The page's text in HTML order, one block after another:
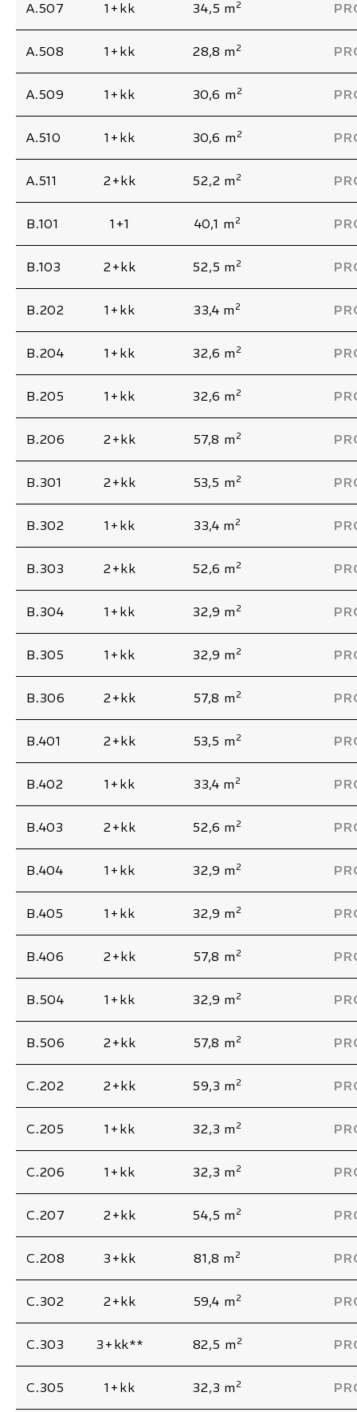
A.507 1+kk 34,5 m 2
A.508 1+kk 28,8 m 2
A.509 1+kk 30,6 m 2
A.510 1+kk 30,6 m 2
A.511 2+kk 52,2 m 2
B.101 1+1 40,1 m 2
B.103 2+kk 52,5 m 2
B.202 1+kk 33,4 m 2
B.204 1+kk 32,6 m 2
B.205 1+kk 32,6 m 2
B.206 2+kk 57,8 m 2
B.301 2+kk 53,5 m 2
B.302 1+kk 33,4 m 2
B.303 2+kk 52,6 m 2
B.304 1+kk 32,9 m 2
B.305 1+kk 32,9 m 2
B.306 2+kk 57,8 m 2
B.401 2+kk 53,5 m 2
B.402 1+kk 33,4 m 2
B.403 2+kk 52,6 m 2
B.404 1+kk 32,9 m 2
B.405 1+kk 32,9 m 2
B.406 2+kk 57,8 m 2
B.504 1+kk 32,9 m 2
B.506 2+kk 57,8 m 2
C.202 2+kk 59,3 m 2
C.205 1+kk 32,3 m 2
C.206 1+kk 32,3 m 2
C.207 2+kk 54,5 m 2
C.208 3+kk 81,8 m 2
C.302 2+kk 59,4 m 2
C.303 3+kk** 82,5 m 2
C.305 1+kk 32,3 m 2